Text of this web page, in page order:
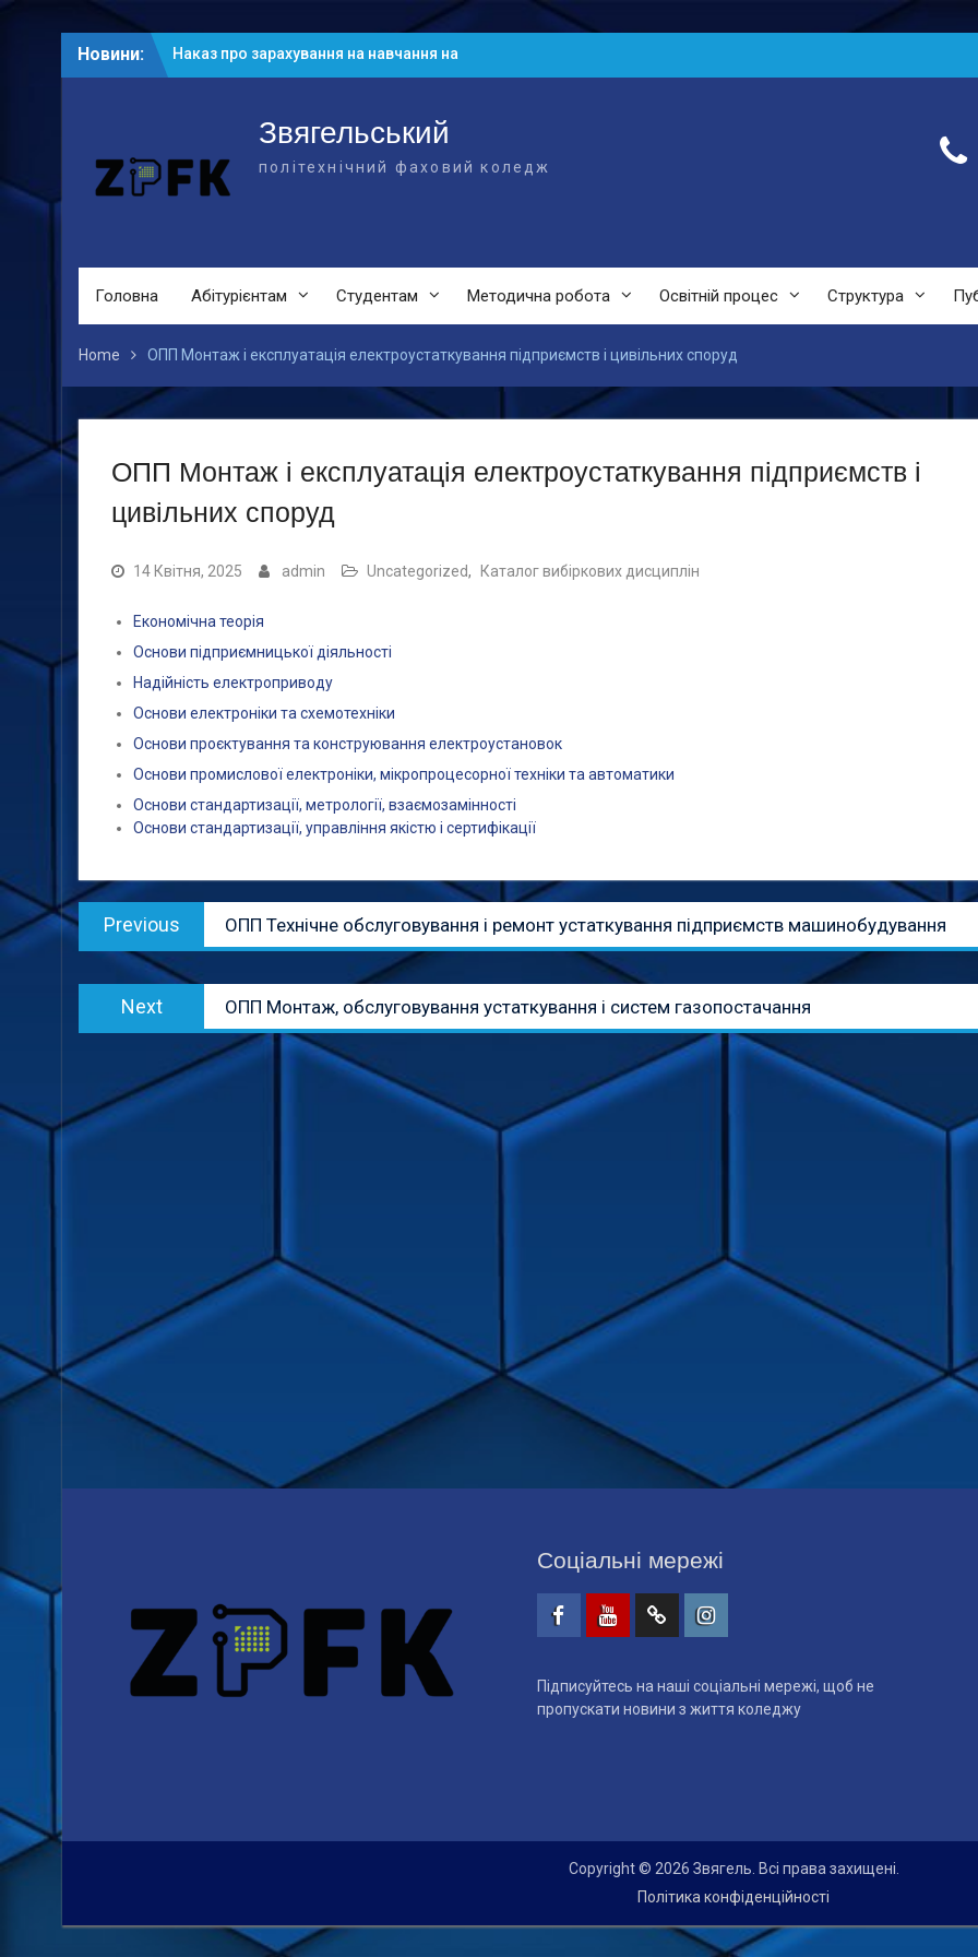
Новини:
Наказ про зарахування на навчання на
основі БСО
Рейтингові списки на основі ПЗСО
Звягельський
політехнічний фаховий коледж
Головна Абітурієнтам Студентам Методична робота Освітній процес Структура
Home ОПП Монтаж і експлуатація електроустаткування підприємств і цивільних споруд
ОПП Монтаж і експлуатація електроустаткування підприємств і
цивільних споруд
14 Квітня, 2025 admin Uncategorized, Каталог вибіркових дисциплін
Економічна теорія
Основи підприємницької діяльності
Надійність електроприводу
Основи електроніки та схемотехніки
Основи проєктування та конструювання електроустановок
Основи промислової електроніки, мікропроцесорної техніки та автоматики
Основи стандартизації, метрології, взаємозамінності
Основи стандартизації, управління якістю і сертифікації
Навігація
записів
Previous
post:
ОПП Технічне обслуговування і ремонт устаткування підприємств машинобудування
Next
post:
ОПП Монтаж, обслуговування устаткування і систем газопостачання
Соціальні мережі
Підписуйтесь на наші соціальні мережі, щоб не
пропускати новини з життя коледжу
Copyright © 2026 Звягель. Всі права захищені.
Політика конфіденційності